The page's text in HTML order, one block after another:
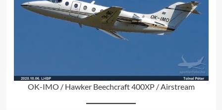
OK-IMO / Hawker Beechcraft 400XP / Airstream